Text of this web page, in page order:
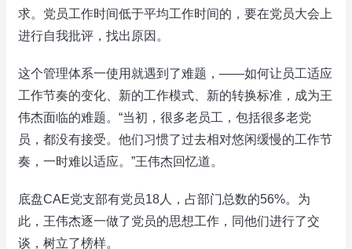
求。党员工作时间低于平均工作时间的，要在党员大会上
进行自我批评，找出原因。
这个管理体系一使用就遇到了难题，——如何让员工适应
工作节奏的变化、新的工作模式、新的转换标准，成为王
伟杰面临的难题。“当初，很多老员工，包括很多老党
员，都没有接受。他们习惯了过去相对悠闲缓慢的工作节
奏，一时难以适应。”王伟杰回忆道。
底盘CAE党支部有党员18人，占部门总数的56%。为
此，王伟杰逐一做了党员的思想工作，同他们进行了交
谈，树立了榜样。